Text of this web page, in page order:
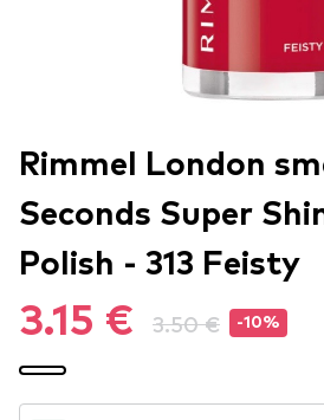
Rimmel London
Seconds Super
Polish - 313 Feisty
3.15 € 3.50 € -10%